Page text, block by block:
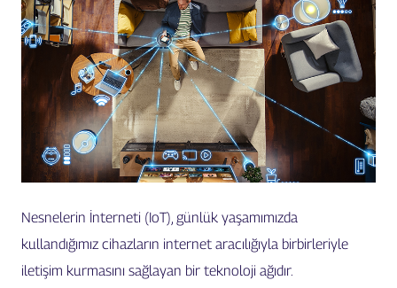
Nesnelerin İnterneti (IoT), günlük yaşamımızda
kullandığımız cihazların internet aracılığıyla birbirleriyle
iletişim kurmasını sağlayan bir teknoloji ağıdır.